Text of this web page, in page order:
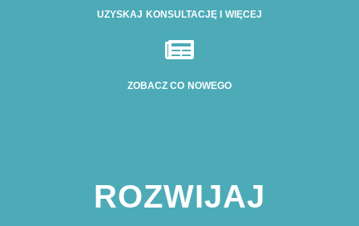
UZYSKAJ KONSULTACJĘ I WIĘCEJ

ZOBACZ CO NOWEGO
ROZWIJAJ